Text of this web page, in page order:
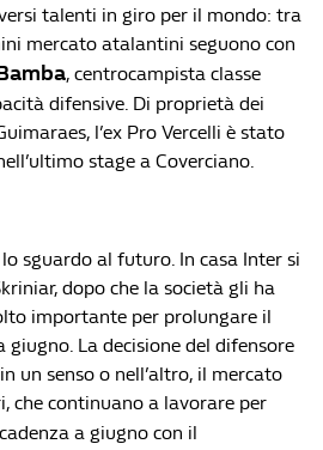
talenti in giro per il mondo: tra
mercato atalantini seguono con
, centrocampista classe
difensive. Di proprietà dei
l’ex Pro Vercelli è stato
stage a Coverciano.
sguardo al futuro. In casa Inter si
dopo che la società gli ha
importante per prolungare il
La decisione del difensore
un senso o nell’altro, il mercato
che continuano a lavorare per
a giugno con il